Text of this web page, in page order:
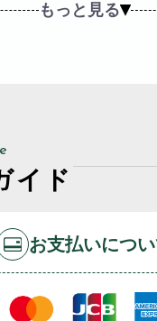
もっと見る
イド
お支払いにつ